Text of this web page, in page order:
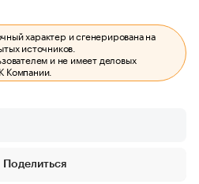
характер и сгенерирована на
источников.
и не имеет деловых
Компании.
Поделиться